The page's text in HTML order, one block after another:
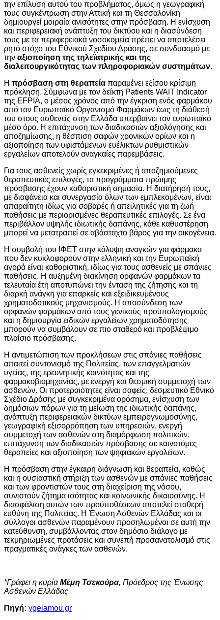
την επίλυση αυτού του προβλήματος, όμως η γεωγραφική
τους συγκέντρωση στην Αττική και τη Θεσσαλονίκη
δημιουργεί μοιραία ανισότητες στην πρόσβαση. Η ενίσχυση
και περιφερειακή ανάπτυξη του δικτύου και η διασύνδεση
τους με τα περιφερειακά νοσοκομεία πρέπει να αποτελέσει
ρητό στόχο του Εθνικού Σχεδίου Δράσης, σε συνδυασμό με
την αξιοποίηση της τηλεϊατρικής και της
διαλειτουργικότητας των πληροφοριακών συστημάτων.
Η πρόσβαση στη θεραπεία παραμένει εξίσου κρίσιμη
πρόκληση. Σύμφωνα με τον δείκτη Patients WAIT Indicator
της EFPIA, ο μέσος χρόνος από την έγκριση ενός φαρμάκου
από τον Ευρωπαϊκό Οργανισμό Φαρμάκων έως τη διάθεσή
του στους ασθενείς στην Ελλάδα υπερβαίνει τον ευρωπαϊκό
μέσο όρο. Η επιτάχυνση των διαδικασιών αξιολόγησης και
αποζημίωσης, η θέσπιση σαφών χρονικών ορίων και η
αξιοποίηση των υφιστάμενων ευέλικτων ρυθμιστικών
εργαλείων αποτελούν αναγκαίες παρεμβάσεις.
Για τους ασθενείς χωρίς εγκεκριμένες ή αποζημιούμενες
θεραπευτικές επιλογές, τα προγράμματα πρώιμης
πρόσβασης έχουν καθοριστική σημασία. Η διατήρησή τους,
με διαφάνεια και συνεργασία όλων των εμπλεκομένων, είναι
απαραίτητη ιδίως για σοβαρές ή απειλητικές για τη ζωή
παθήσεις με περιορισμένες θεραπευτικές επιλογές. Σε ένα
περιβάλλον υψηλής ιδιωτικής δαπάνης, κάθε καθυστέρηση
μπορεί να μετατραπεί σε αβάσταχτο βάρος για την οικογένεια.
Η συμβολή του ΙΦΕΤ στην κάλυψη αναγκών για φάρμακα
που δεν κυκλοφορούν στην ελληνική και την Ευρωπαϊκή
αγορά είναι καθοριστική, ιδίως για τους ασθενείς με σπάνιες
παθήσεις. Η αυξημένη διακίνηση ορφανών φαρμάκων τα
τελευταία έτη αποτυπώνει την ένταση της ζήτησης και τη
διαρκή ανάγκη για επαρκείς και εξειδικευμένους
χρηματοδοτικούς μηχανισμούς. Η αποσύνδεση των
ορφανών φαρμάκων από τους γενικούς προϋπολογισμούς
και η δημιουργία ειδικών εργαλείων χρηματοδότησης
μπορούν να συμβάλουν σε πιο σταθερό και προβλέψιμο
πλαίσιο πρόσβασης.
Η αντιμετώπιση των προκλήσεων στις σπάνιες παθήσεις
απαιτεί συντονισμό της Πολιτείας, των επαγγελματιών
υγείας, της ερευνητικής κοινότητας και της
φαρμακοβιομηχανίας, με ενεργή και θεσμική συμμετοχή των
ασθενών. Οι προτεραιότητες είναι σαφείς: δεσμευτικό Εθνικό
Σχέδιο Δράσης με συγκεκριμένα ορόσημα, ενίσχυση των
δημόσιων πόρων για τη μείωση της ιδιωτικής δαπάνης,
ανάπτυξη περιφερειακών δικτύων εμπειρογνωμοσύνης,
γεωγραφική εξισορρόπηση των υπηρεσιών, ενεργή
συμμετοχή των ασθενών στη διαμόρφωση πολιτικών,
επιτάχυνση των διαδικασιών πρόσβασης σε καινοτόμες
θεραπείες και αξιοποίηση των ψηφιακών εργαλείων.
Η πρόσβαση στην έγκαιρη διάγνωση και θεραπεία, καθώς
και η ουσιαστική στήριξη των ασθενών με σπάνιες παθήσεις
και των φροντιστών τους στη διαχείριση της νόσου,
συνιστούν ζήτημα ισότητας και κοινωνικής δικαιοσύνης. Η
διασφάλιση αυτών των προϋποθέσεων αποτελεί σταθερή
ευθύνη της Πολιτείας. Η Ένωση Ασθενών Ελλάδας και οι
σύλλογοι ασθενών παραμένουν προσηλωμένοι σε αυτή την
κατεύθυνση, συμβάλλοντας στον δημόσιο διάλογο με
τεκμηριωμένες προτάσεις και συνεπή προσανατολισμό στις
πραγματικές ανάγκες των ασθενών.
*Γράφει η κυρίαΜέμη Τσεκούρα, Πρόεδρος της Ένωσης
Ασθενών Ελλάδας
Πηγή: ygeiamou.gr